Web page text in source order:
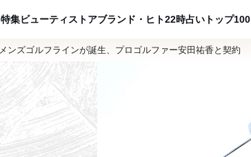
特集ビューティ ストアブランド・ヒト22時占い トップ100
ンズゴルフラインが誕生、プロゴルファー安田祐香と契約